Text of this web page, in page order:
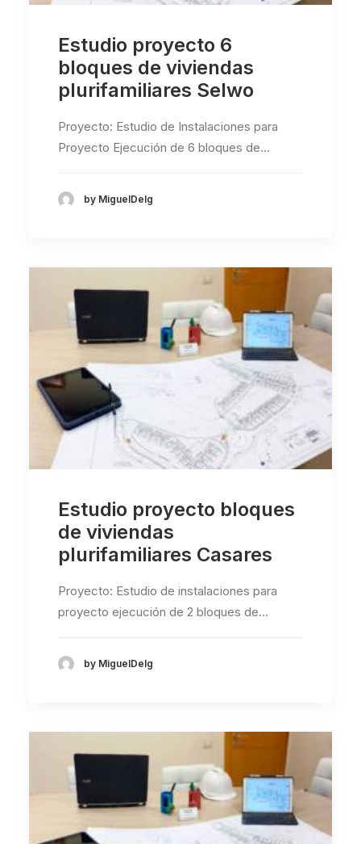
Estudio proyecto 6
bloques de viviendas
plurifamiliares Selwo
Proyecto: Estudio de Instalaciones para
Proyecto Ejecución de 6 bloques de…
by MiguelDelg
Estudio proyecto bloques
de viviendas
plurifamiliares Casares
Proyecto: Estudio de instalaciones para
proyecto ejecución de 2 bloques de…
by MiguelDelg